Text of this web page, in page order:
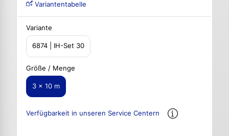
Variantentabelle
Variante
6874 | IH-Set 30
Größe / Menge
3 x 10 m
Verfügbarkeit in unseren Service Centern